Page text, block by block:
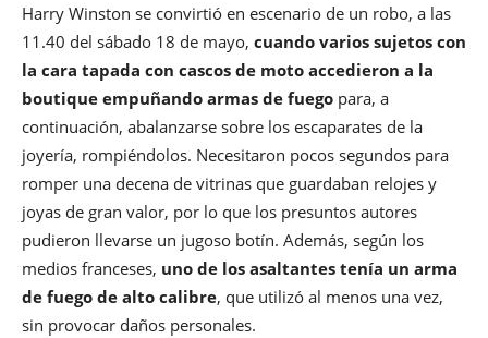
Harry Winston se convirtió en escenario de un robo, a las
11.40 del sábado 18 de mayo, cuando varios sujetos con
la cara tapada con cascos de moto accedieron a la
boutique empuñando armas de fuego para, a
continuación, abalanzarse sobre los escaparates de la
joyería, rompiéndolos. Necesitaron pocos segundos para
romper una decena de vitrinas que guardaban relojes y
joyas de gran valor, por lo que los presuntos autores
pudieron llevarse un jugoso botín. Además, según los
medios franceses, uno de los asaltantes tenía un arma
de fuego de alto calibre, que utilizó al menos una vez,
sin provocar daños personales.